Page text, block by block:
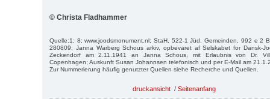
© Christa Fladhammer
Quelle:1; 8; www.joodsmonument.nl; StaH, 522-1 Jüd. Gemeinden, 992 e 2
280809; Janna Warberg Schous arkiv, opbevaret af Selskabet for Dansk-
Zeckendorf am 2.11.1941 an Janna Schous, mit Erlaubnis von Dr.
Copenhagen; Auskunft Susan Johannsen telefonisch und per E-Mail am
Zur Nummerierung häufig genutzter Quellen siehe Recherche und Quellen.
druckansicht / Seitenanfang